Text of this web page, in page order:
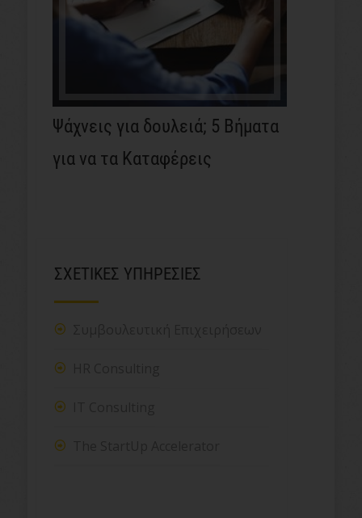
Ψάχνεις για δουλειά; 5 Βήματα
για να τα Καταφέρεις
ΣΧΕΤΙΚΕΣ ΥΠΗΡΕΣΙΕΣ